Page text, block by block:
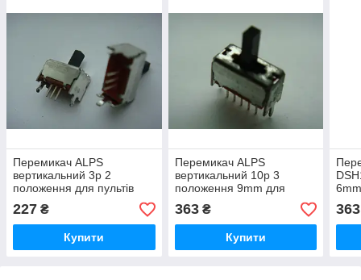
Перемикач ALPS
вертикальний 3p 2
положення для пультів
227 ₴
Купити
Перемикач ALPS
вертикальний 10p 3
положення 9mm для
пультів
363₴
Купити
363